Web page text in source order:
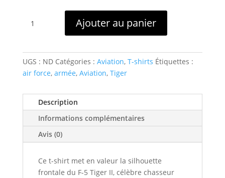
Tiger
Silhouette
Ajouter au panier
UGS : ND Catégories : Aviation, T-shirts Étiquettes :
air force, armée, Aviation, Tiger
Description
Informations complémentaires
Avis (0)
Ce t-shirt met en valeur la silhouette
frontale du F-5 Tiger II, célèbre chasseur